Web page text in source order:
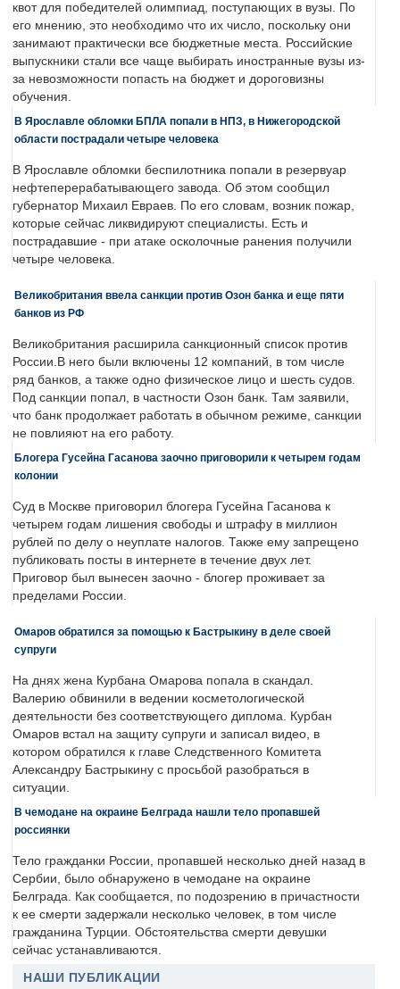
квот для победителей олимпиад, поступающих в вузы. По
его мнению, это необходимо что их число, поскольку они
занимают практически все бюджетные места. Российские
выпускники стали все чаще выбирать иностранные вузы из-
за невозможности попасть на бюджет и дороговизны
обучения.
В Ярославле обломки БПЛА попали в НПЗ, в Нижегородской
области пострадали четыре человека
В Ярославле обломки беспилотника попали в резервуар
нефтеперерабатывающего завода. Об этом сообщил
губернатор Михаил Евраев. По его словам, возник пожар,
которые сейчас ликвидируют специалисты. Есть и
пострадавшие - при атаке осколочные ранения получили
четыре человека.
Великобритания ввела санкции против Озон банка и еще пяти
банков из РФ
Великобритания расширила санкционный список против
России.В него были включены 12 компаний, в том числе
ряд банков, а также одно физическое лицо и шесть судов.
Под санкции попал, в частности Озон банк. Там заявили,
что банк продолжает работать в обычном режиме, санкции
не повлияют на его работу.
Блогера Гусейна Гасанова заочно приговорили к четырем годам
колонии
Суд в Москве приговорил блогера Гусейна Гасанова к
четырем годам лишения свободы и штрафу в миллион
рублей по делу о неуплате налогов. Также ему запрещено
публиковать посты в интернете в течение двух лет.
Приговор был вынесен заочно - блогер проживает за
пределами России.
Омаров обратился за помощью к Бастрыкину в деле своей
супруги
На днях жена Курбана Омарова попала в скандал.
Валерию обвинили в ведении косметологической
деятельности без соответствующего диплома. Курбан
Омаров встал на защиту супруги и записал видео, в
котором обратился к главе Следственного Комитета
Александру Бастрыкину с просьбой разобраться в
ситуации.
В чемодане на окраине Белграда нашли тело пропавшей
россиянки
Тело гражданки России, пропавшей несколько дней назад в
Сербии, было обнаружено в чемодане на окраине
Белграда. Как сообщается, по подозрению в причастности
к ее смерти задержали несколько человек, в том числе
гражданина Турции. Обстоятельства смерти девушки
сейчас устанавливаются.
НАШИ ПУБЛИКАЦИИ